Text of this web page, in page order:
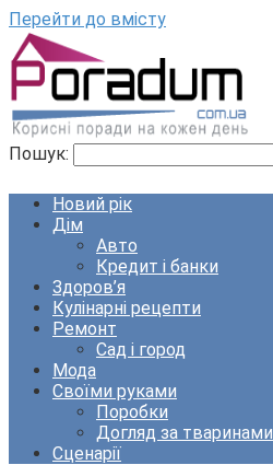
Перейти до вмісту
Пошук:
Новий рік
Дім
Авто
Кредит і банки
Здоров’я
Кулінарні рецепти
Ремонт
Сад і город
Мода
Своїми руками
Поробки
Догляд за тваринами
Сценарії